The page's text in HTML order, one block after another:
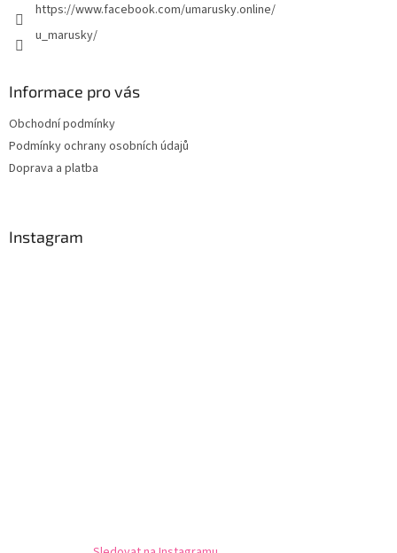
https://www.facebook.com/umarusky.online/
u_marusky/
Informace pro vás
Obchodní podmínky
Podmínky ochrany osobních údajů
Doprava a platba
Instagram